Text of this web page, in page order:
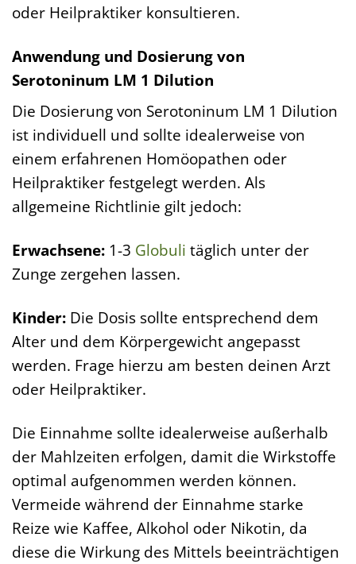
oder Heilpraktiker konsultieren.
Anwendung und Dosierung von
Serotoninum LM 1 Dilution
Die Dosierung von Serotoninum LM 1 Dilution
ist individuell und sollte idealerweise von
einem erfahrenen Homöopathen oder
Heilpraktiker festgelegt werden. Als
allgemeine Richtlinie gilt jedoch:
Erwachsene: 1-3 Globuli täglich unter der
Zunge zergehen lassen.
Kinder: Die Dosis sollte entsprechend dem
Alter und dem Körpergewicht angepasst
werden. Frage hierzu am besten deinen Arzt
oder Heilpraktiker.
Die Einnahme sollte idealerweise außerhalb
der Mahlzeiten erfolgen, damit die Wirkstoffe
optimal aufgenommen werden können.
Vermeide während der Einnahme starke
Reize wie Kaffee, Alkohol oder Nikotin, da
diese die Wirkung des Mittels beeinträchtigen